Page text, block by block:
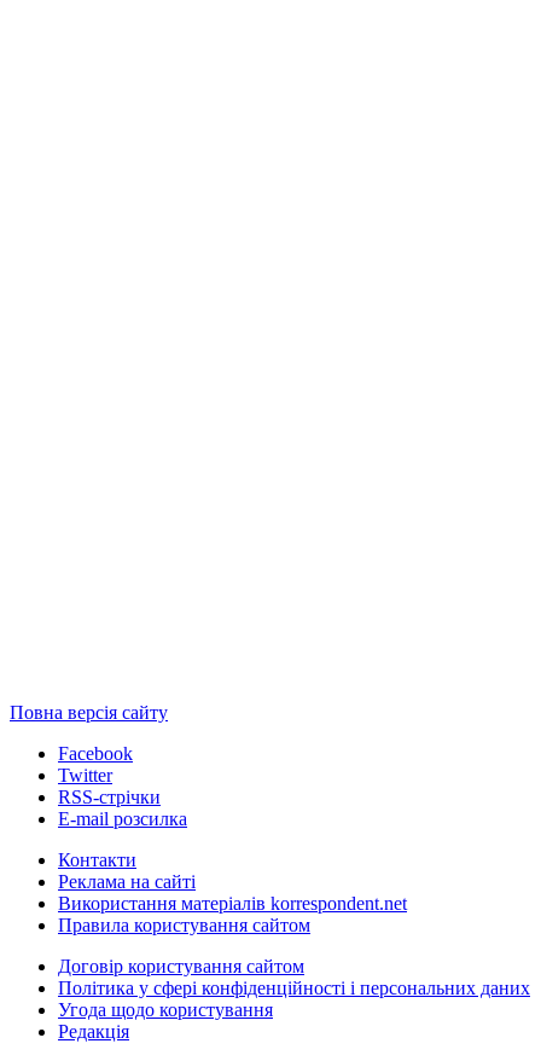
Повна версія сайту
Facebook
Twitter
RSS-стрічки
E-mail розсилка
Контакти
Реклама на сайті
Використання матеріалів korrespondent.net
Правила користування сайтом
Договір користування сайтом
Політика у сфері конфіденційності і персональних даних
Угода щодо користування
Редакція